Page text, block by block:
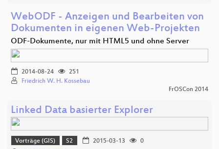
WebODF - Anzeigen und Bearbeiten von
Dokumenten in eigenen Web-Projekten
ODF-Dokumente, nur mit HTML5 und ohne Server
2014-08-24
251
Friedrich W. H. Kossebau
FrOSCon 2014
Linked Data basierter Explorer
Vorträge (GIS) S2 2015-03-13
0